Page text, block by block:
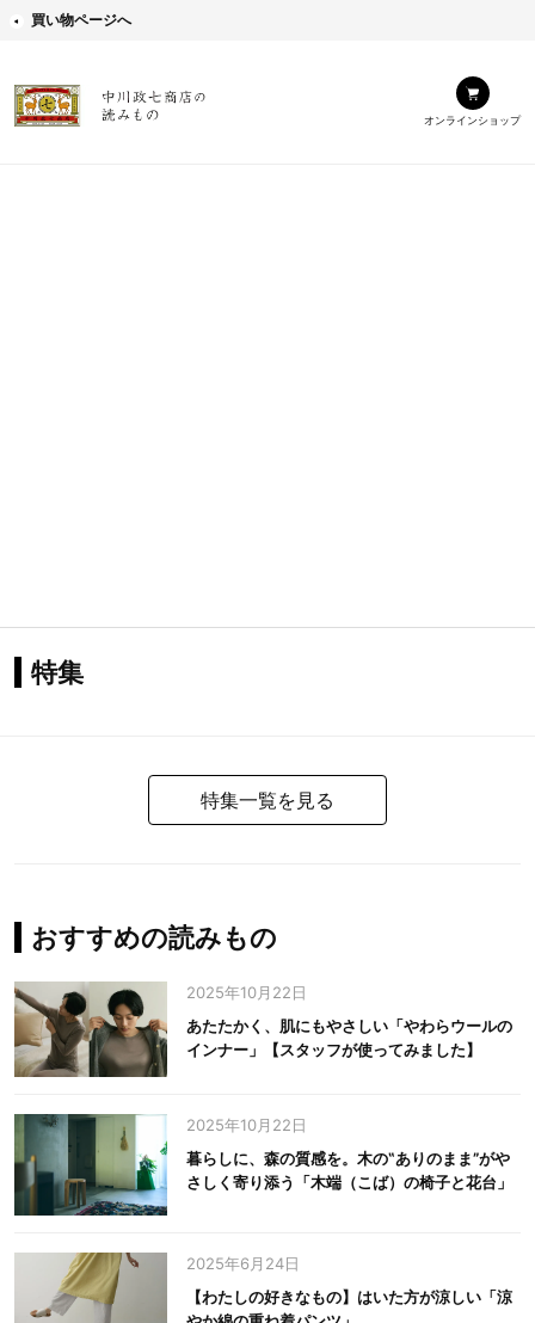
買い物ページへ
オンラインショップ
特集
特集一覧を見る
おすすめの読みもの
2025年10月22日
あたたかく、肌にもやさしい「やわらウールの
インナー」【スタッフが使ってみました】
2025年10月22日
暮らしに、森の質感を。木の‟ありのまま”がや
さしく寄り添う「木端（こば）の椅子と花台」
2025年6月24日
【わたしの好きなもの】はいた方が涼しい「涼